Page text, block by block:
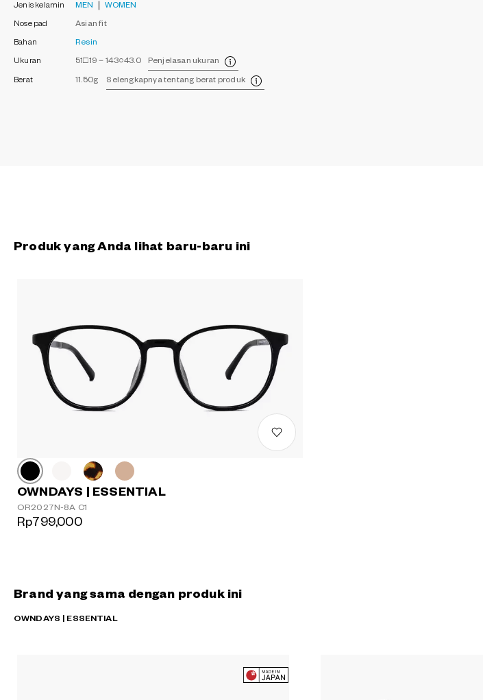
Jenis kelamin MEN WOMEN
Nose pad Asian fit
Bahan Resin
Ukuran 51□19－143○43.0 Penjelasan ukuran
Berat 11.50g Selengkapnya tentang berat produk
Produk yang Anda lihat baru-baru ini
OWNDAYS | ESSENTIAL
OR2027N-8A C1
Rp799,000
Brand yang sama dengan produk ini
OWNDAYS | ESSENTIAL